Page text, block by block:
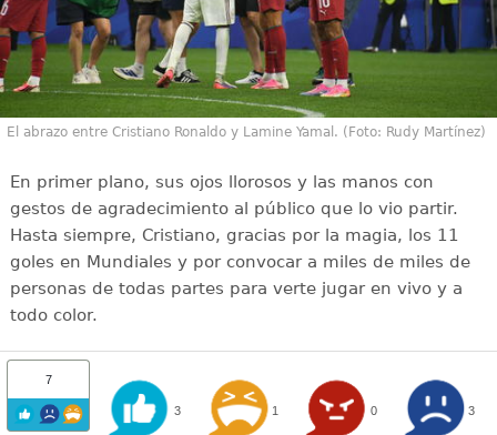
El abrazo entre Cristiano Ronaldo y Lamine Yamal. (Foto: Rudy Martínez)
En primer plano, sus ojos llorosos y las manos con
gestos de agradecimiento al público que lo vio partir.
Hasta siempre, Cristiano, gracias por la magia, los 11
goles en Mundiales y por convocar a miles de miles de
personas de todas partes para verte jugar en vivo y a
todo color.
7
3 1 0 3